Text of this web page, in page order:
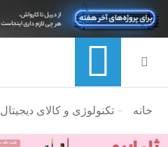
منوی ناوبری خرده نان
خانه تکنولوژی و کالای دیجیتال